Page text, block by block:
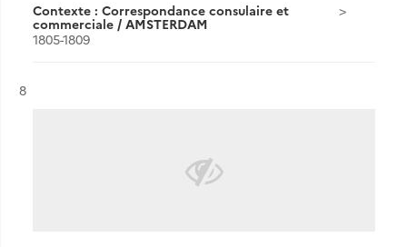
Contexte : Correspondance consulaire et
commerciale / AMSTERDAM
1805-1809
Résultat n°
8